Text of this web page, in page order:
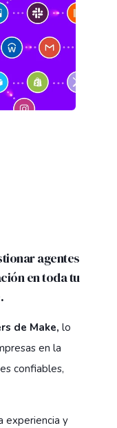
agentes
en toda tu
de Make, lo
en la
confiables,
experiencia y